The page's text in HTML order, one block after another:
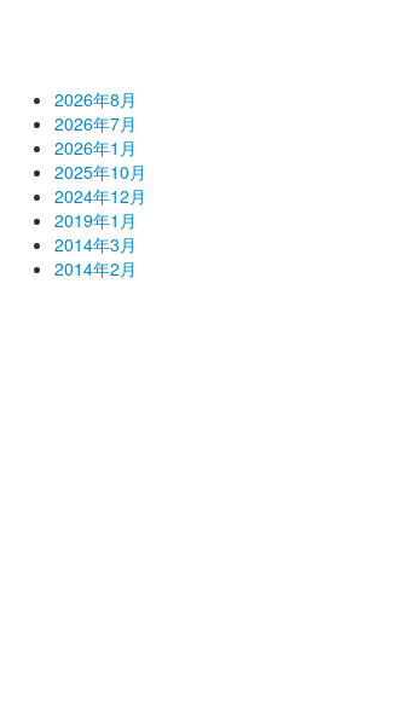
2026年8月
2026年7月
2026年1月
2025年10月
2024年12月
2019年1月
2014年3月
2014年2月